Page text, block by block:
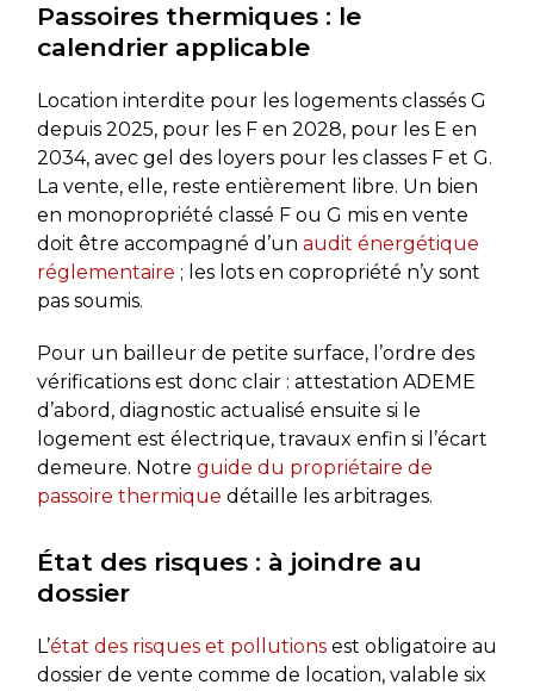
Passoires thermiques : le
calendrier applicable
Location interdite pour les logements classés G
depuis 2025, pour les F en 2028, pour les E en
2034, avec gel des loyers pour les classes F et G.
La vente, elle, reste entièrement libre. Un bien
en monopropriété classé F ou G mis en vente
doit être accompagné d’un audit énergétique
réglementaire ; les lots en copropriété n’y sont
pas soumis.
Pour un bailleur de petite surface, l’ordre des
vérifications est donc clair : attestation ADEME
d’abord, diagnostic actualisé ensuite si le
logement est électrique, travaux enfin si l’écart
demeure. Notre guide du propriétaire de
passoire thermique détaille les arbitrages.
État des risques : à joindre au
dossier
L’état des risques et pollutionsest obligatoire au
dossier de vente comme de location, valable six